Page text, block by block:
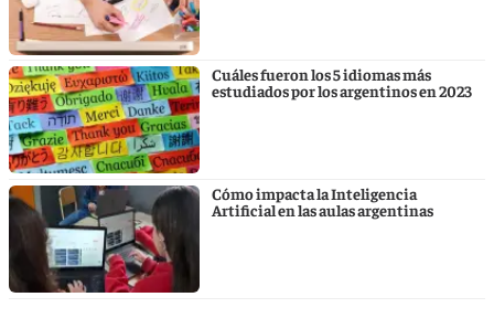
Cuáles fueron los 5 idiomas más
estudiados por los argentinos en 2023
Cómo impacta la Inteligencia
Artificial en las aulas argentinas